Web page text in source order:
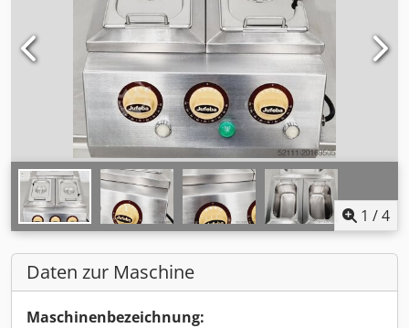
1 /4
Daten zur Maschine
Maschinenbezeichnung: